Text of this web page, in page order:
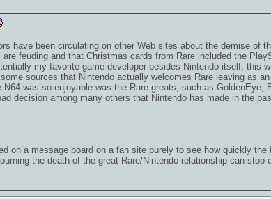
have been circulating on other Web sites about the demise of
are feuding and that Christmas cards from Rare included the
my favorite game developer besides Nintendo itself, this
sources that Nintendo actually welcomes Rare leaving as
was so enjoyable was the Rare greats, such as GoldenEye,
decision among many others that Nintendo has made in the
on a message board on a fan site purely to see how quickly the
the death of the great Rare/Nintendo relationship can stop